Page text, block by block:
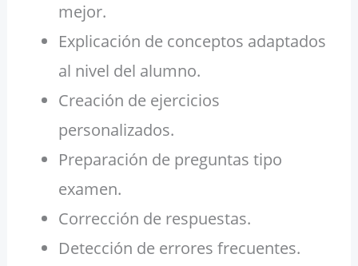
mejor.
Explicación de conceptos adaptados
al nivel del alumno.
Creación de ejercicios
personalizados.
Preparación de preguntas tipo
examen.
Corrección de respuestas.
Detección de errores frecuentes.